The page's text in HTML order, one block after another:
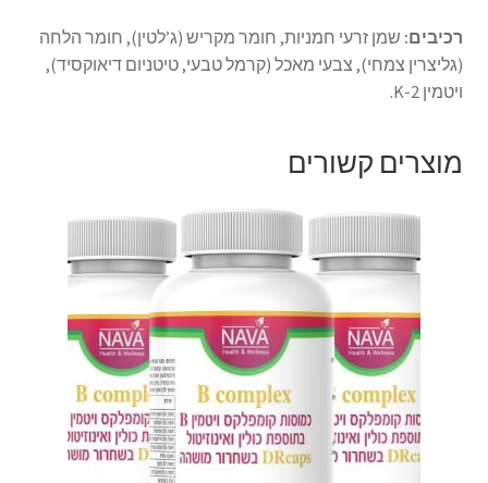
רכיבים: שמן זרעי חמניות, חומר מקריש (ג’לטין), חומר הלחה
(גליצרין צמחי), צבעי מאכל (קרמל טבעי, טיטניום דיאוקסיד),
ויטמין K-2.
מוצרים קשורים